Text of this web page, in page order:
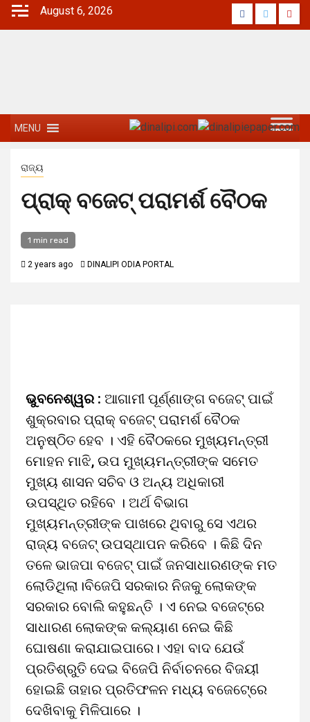
August 6, 2026
MENU
ରାଜ୍ୟ
ପ୍ରାକ୍‌ ବଜେଟ୍‌ ପରାମର୍ଶ ବୈଠକ
1 min read
2 years ago DINALIPI ODIA PORTAL
ଭୁବନେଶ୍ୱର : ଆଗାମୀ ପୂର୍ଣ୍ଣାଙ୍ଗ ବଜେଟ୍‌ ପାଇଁ
ଶୁକ୍ରବାର ପ୍ରାକ୍‌ ବଜେଟ୍‌ ପରାମର୍ଶ ବୈଠକ
ଅନୁଷ୍ଠିତ ହେବ । ଏହି ବୈଠକରେ ମୁଖ୍ୟମନ୍ତ୍ରୀ
ମୋହନ ମାଝି, ଉପ ମୁଖ୍ୟମନ୍ତ୍ରୀଙ୍କ ସମେତ
ମୁଖ୍ୟ ଶାସନ ସଚିବ ଓ ଅନ୍ୟ ଅଧିକାରୀ
ଉପସ୍ଥିତ ରହିବେ । ଅର୍ଥ ବିଭାଗ
ମୁଖ୍ୟମନ୍ତ୍ରୀଙ୍କ ପାଖରେ ଥିବାରୁ ସେ ଏଥର
ରାଜ୍ୟ ବଜେଟ୍‌ ଉପସ୍ଥାପନ କରିବେ । କିଛି ଦିନ
ତଳେ ଭାଜପା ବଜେଟ୍‌ ପାଇଁ ଜନସାଧାରଣଙ୍କ ମତ
ଲୋଡିଥିଲା।ବିଜେପି ସରକାର ନିଜକୁ ଲୋକଙ୍କ
ସରକାର ବୋଲି କହୁଛନ୍ତି । ଏ ନେଇ ବଜେଟ୍‌ରେ
ସାଧାରଣ ଲୋକଙ୍କ କଲ୍ୟାଣ ନେଇ କିଛି
ଘୋଷଣା କରାଯାଇପାରେ। ଏହା ବାଦ ଯେଉଁ
ପ୍ରତିଶ୍ରୁତି ଦେଇ ବିଜେପି ନିର୍ବାଚନରେ ବିଜୟୀ
ହୋଇଛି ତାହାର ପ୍ରତିଫଳନ ମଧ୍ୟ ବଜେଟେ୍‌ରେ
ଦେଖିବାକୁ ମିଳିପାରେ ।